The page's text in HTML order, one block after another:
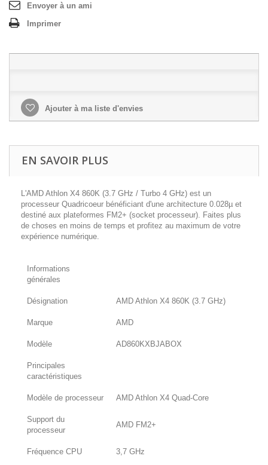
Envoyer à un ami
Imprimer
Ajouter à ma liste d'envies
EN SAVOIR PLUS
L'AMD Athlon X4 860K (3.7 GHz / Turbo 4 GHz) est un
processeur Quadricoeur bénéficiant d'une architecture 0.028µ et
destiné aux plateformes FM2+ (socket processeur). Faites plus
de choses en moins de temps et profitez au maximum de votre
expérience numérique.
Informations
générales
Désignation AMD Athlon X4 860K (3.7 GHz)
Marque AMD
Modèle AD860KXBJABOX
Principales
caractéristiques
Modèle de processeur AMD Athlon X4 Quad-Core
Support du
processeur
AMD FM2+
Fréquence CPU 3,7 GHz